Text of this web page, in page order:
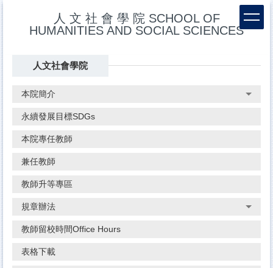
人 文 社 會 學 院 SCHOOL OF
HUMANITIES AND SOCIAL SCIENCES
人文社會學院
本院簡介
永續發展目標SDGs
本院專任教師
兼任教師
教師升等專區
規章辦法
教師留校時間Office Hours
表格下載